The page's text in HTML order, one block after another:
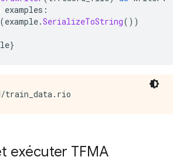
saved_models-2.2/models/keras/2/
examples :
(example.SerializeToString())
}
exécuter TFMA